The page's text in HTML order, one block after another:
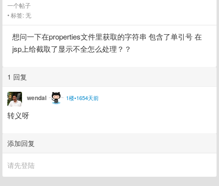
一个帖子
标签:无
想问一下在properties文件里获取的字符串 包含了单引号 在
jsp上给截取了显示不全怎么处理？？
1 回复
wendal 1楼•1654天前
转义呀
添加回复
请先登陆